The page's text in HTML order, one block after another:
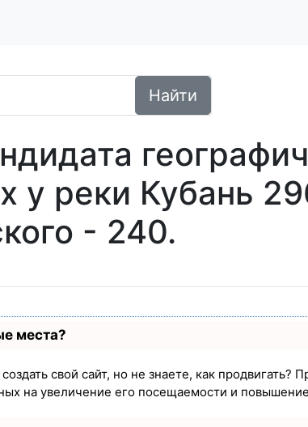
Найти
у реки Кубань
- 240.
места?
свой сайт, но не знаете, как
на увеличение его посещаемости и